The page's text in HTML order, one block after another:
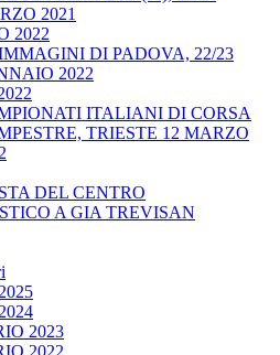
2021
2022
DI PADOVA, 22/23
2022
ITALIANI DI CORSA
TRIESTE 12 MARZO
DEL CENTRO
A GIA TREVISAN
2023
2022